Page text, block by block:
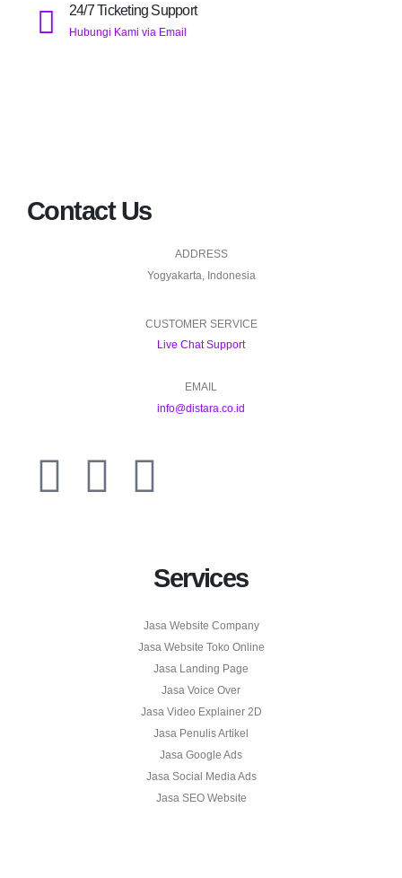
24/7 Ticketing Support
Hubungi Kami via Email
Contact Us
ADDRESS
Yogyakarta, Indonesia
CUSTOMER SERVICE
Live Chat Support
EMAIL
info@distara.co.id
Services
Jasa Website Company
Jasa Website Toko Online
Jasa Landing Page
Jasa Voice Over
Jasa Video Explainer 2D
Jasa Penulis Artikel
Jasa Google Ads
Jasa Social Media Ads
Jasa SEO Website